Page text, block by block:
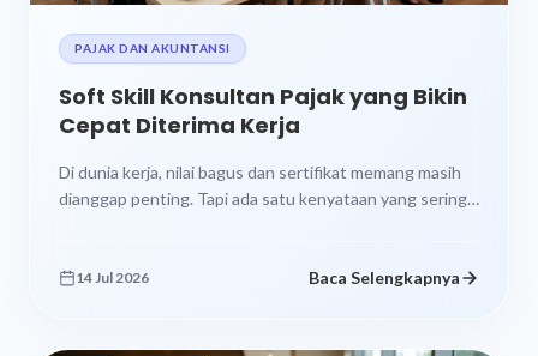
PAJAK DAN AKUNTANSI
Soft Skill Konsultan Pajak yang Bikin
Cepat Diterima Kerja
Di dunia kerja, nilai bagus dan sertifikat memang masih
dianggap penting. Tapi ada satu kenyataan yang sering
14 Jul 2026 Baca Selengkapnya